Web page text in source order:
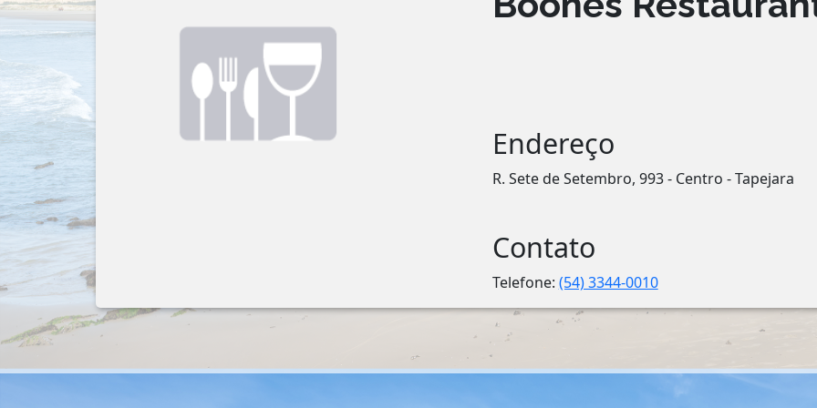
Endereço
R. Sete de Setembro, 993 - Centro - Tapejara
Contato
Telefone: (54) 3344-0010